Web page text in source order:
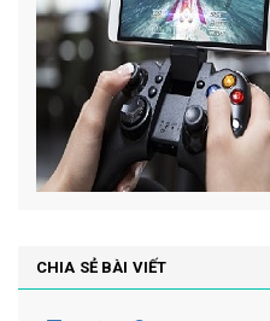
CHIA SẺ BÀI VIẾT